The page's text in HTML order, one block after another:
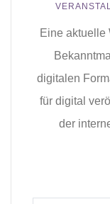
Eine aktuelle
digitalen
für digital
der